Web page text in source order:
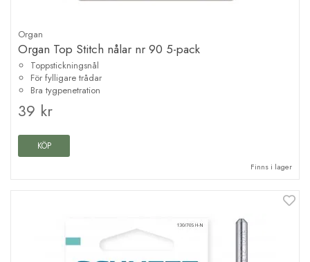
Organ
Organ Top Stitch nålar nr 90 5-pack
Toppstickningsnål
För fylligare trådar
Bra tygpenetration
39 kr
KÖP
Finns i lager